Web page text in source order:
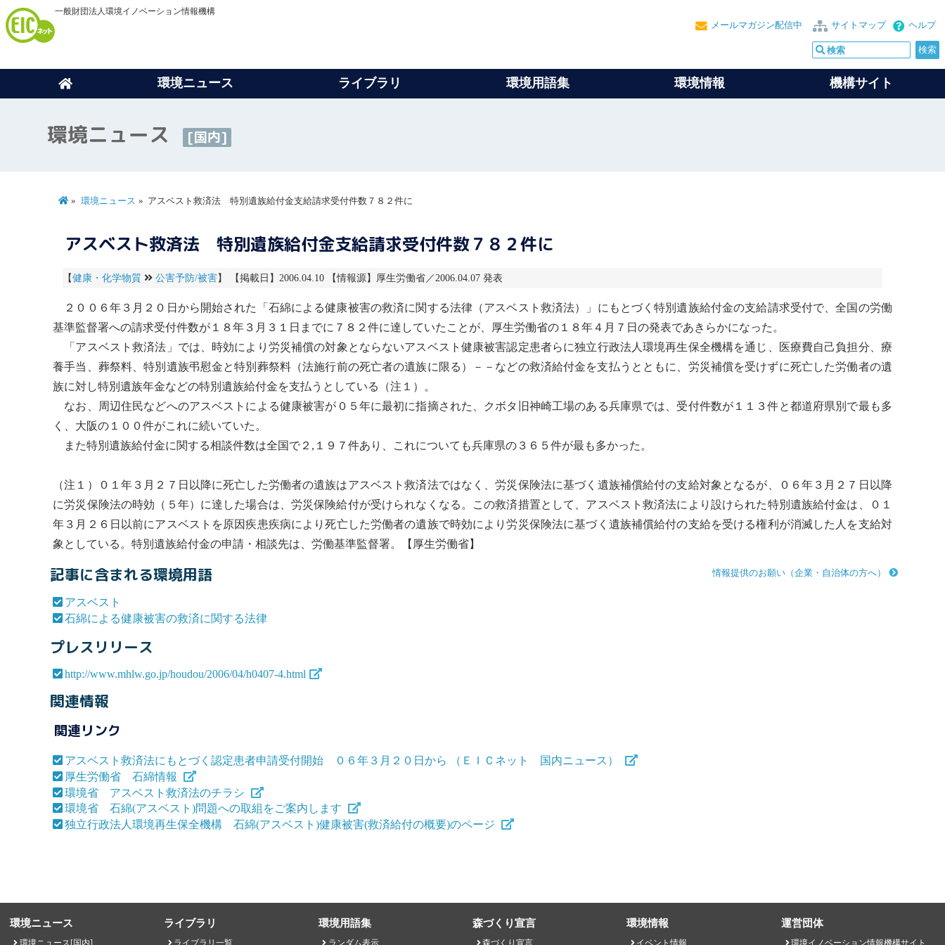
一般財団法人環境イノベーション情報機構
ヘルプ
サイトマップ
メールマガジン配信中
環境ニュース ライブラリ 環境用語集 環境情報 機構サイト
環境ニュース [国内]
環境ニュース アスベスト救済法 特別遺族給付金支給請求受付件数７８２件に
アスベスト救済法 特別遺族給付金支給請求受付件数７８２件に
【健康・化学物質 公害予防/被害】 【掲載日】2006.04.10 【情報源】厚生労働省／2006.04.07 発表
２００６年３月２０日から開始された「 石綿による健康被害の救済に関する法律 （アスベスト 救済法）」にもとづく特別遺族給付金の支給請求受付で、全国の労働
基準監督署への請求受付件数が１８年３月３１日までに７８２件に達していたことが、厚生労働省の１８年４月７日の発表であきらかになった。
「 アスベスト救済法」では、時効により労災補償の対象とならないアスベスト 健康被害認定患者らに独立行政法人環境再生保全機構を通じ、医療費自己負担分、療
養手当、葬祭料、特別遺族弔慰金と特別葬祭料（法施行前の死亡者の遺族に限る）－－などの救済給付金を支払うとともに、労災補償を受けずに死亡した労働者の遺
族に対し特別遺族年金などの特別遺族給付金を支払うとしている（注１）。
なお、周辺住民などへのアスベスト による健康被害が０５年に最初に指摘された、クボタ旧神崎工場のある兵庫県では、受付件数が１１３件と都道府県別で最も多
く、大阪の１００件がこれに続いていた。
また特別遺族給付金に関する相談件数は全国で２,１９７件あり、これについても兵庫県の３６５件が最も多かった。
（注１）０１年３月２７日以降に死亡した労働者の遺族はアスベスト救済法ではなく、労災保険法に基づく遺族補償給付の支給対象となるが、０６年３月２７日以降
に労災保険法の時効（５年）に達した場合は、労災保険給付が受けられなくなる。この救済措置として、 アスベスト救済法により設けられた特別遺族給付金は、０１
年３月２６日以前にアスベスト を原因疾患疾病により死亡した労働者の遺族で時効により労災保険法に基づく遺族補償給付の支給を受ける権利が消滅した人を支給対
象としている。特別遺族給付金の申請・相談先は、労働基準監督署。【厚生労働省】
情報提供のお願い（企業・自治体の方へ）
記事に含まれる環境用語
アスベスト
石綿による健康被害の救済に関する法律
プレスリリース
http://www.mhlw.go.jp/houdou/2006/04/h0407-4.html
関連情報
関連リンク
アスベスト救済法にもとづく認定患者申請受付開始 ０６年３月２０日から （ＥＩＣネット 国内ニュース）
厚生労働省 石綿情報
環境省 アスベスト救済法のチラシ
環境省 石綿(アスベスト)問題への取組をご案内します
独立行政法人環境再生保全機構 石綿(アスベスト)健康被害(救済給付の概要)のページ
環境ニュース
環境ニュース[国内]
ライブラリ
ライブラリ一覧
環境用語集
ランダム表示
森づくり宣言
森づくり宣言
環境情報
イベント情報
運営団体
環境イノベーション情報機構サイト